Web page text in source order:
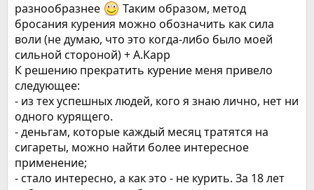
разнообразнее
Таким образом, метод
бросания курения можно обозначить как сила
воли (не думаю, что это когда-либо было моей
сильной стороной) + А.Карр
К решению прекратить курение меня привело
следующее:
- из тех успешных людей, кого я знаю лично, нет ни
одного курящего.
- деньгам, которые каждый месяц тратятся на
сигареты, можно найти более интересное
применение;
- стало интересно, а как это - не курить. За 18 лет